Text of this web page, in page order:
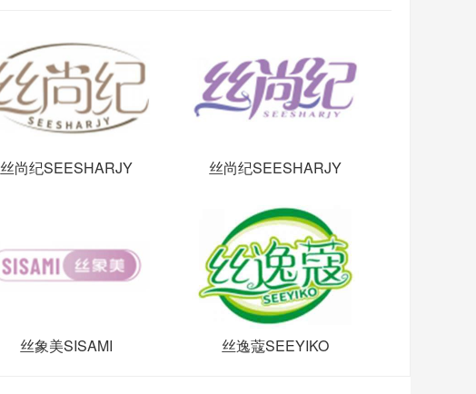
丝尚纪SEESHARJY 丝尚纪SEESHARJY
丝象美SISAMI 丝逸蔻SEEYIKO